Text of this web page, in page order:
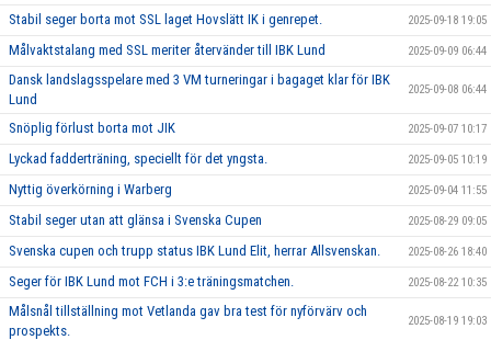
Stabil seger borta mot SSL laget Hovslätt IK i genrepet. 2025-09-18 19:05
Målvaktstalang med SSL meriter återvänder till IBK Lund 2025-09-09 06:44
Dansk landslagsspelare med 3 VM turneringar i bagaget klar för IBK
Lund
2025-09-08 06:44
Snöplig förlust borta mot JIK 2025-09-07 10:17
Lyckad fadderträning, speciellt för det yngsta. 2025-09-05 10:19
Nyttig överkörning i Warberg 2025-09-04 11:55
Stabil seger utan att glänsa i Svenska Cupen 2025-08-29 09:05
Svenska cupen och trupp status IBK Lund Elit, herrar Allsvenskan. 2025-08-26 18:40
Seger för IBK Lund mot FCH i 3:e träningsmatchen. 2025-08-22 10:35
Målsnål tillställning mot Vetlanda gav bra test för nyförvärv och
prospekts.
2025-08-19 19:03